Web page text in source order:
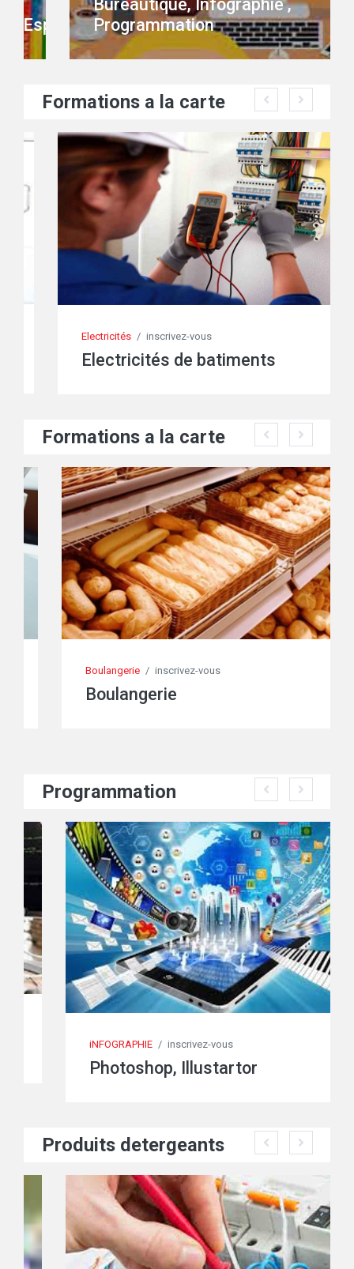
Bureautique, Infographie ,
Programmation
Formations a la carte
Electricités / inscrivez-vous
Electricités de batiments
Formations a la carte
Boulangerie / inscrivez-vous
Boulangerie
Programmation
iNFOGRAPHIE / inscrivez-vous
Photoshop, Illustartor
Produits detergeants